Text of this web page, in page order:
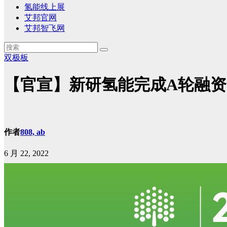
氢能线上展
艾邦官网
艾邦智飞网
双极板
【官宣】新研氢能完成A轮融
作者808, ab
6 月 22, 2022